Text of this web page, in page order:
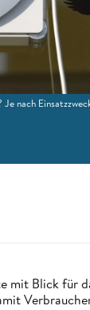
nach
mit Blick für